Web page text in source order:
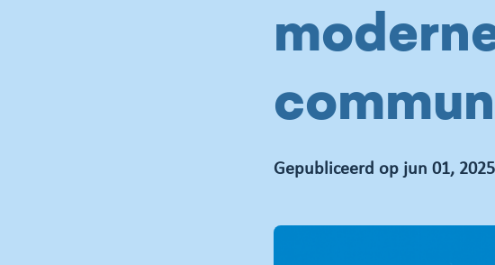
Gepubliceerd op jun 01, 2025